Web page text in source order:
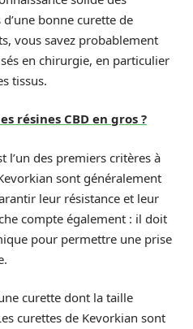
bonne curette de
vous savez probablement
en chirurgie, en particulier
tissus.
résines CBD en gros ?
l’un des premiers critères à
sont généralement
leur résistance et leur
compte également : il doit
pour permettre une prise
curette dont la taille
curettes de Kevorkian sont